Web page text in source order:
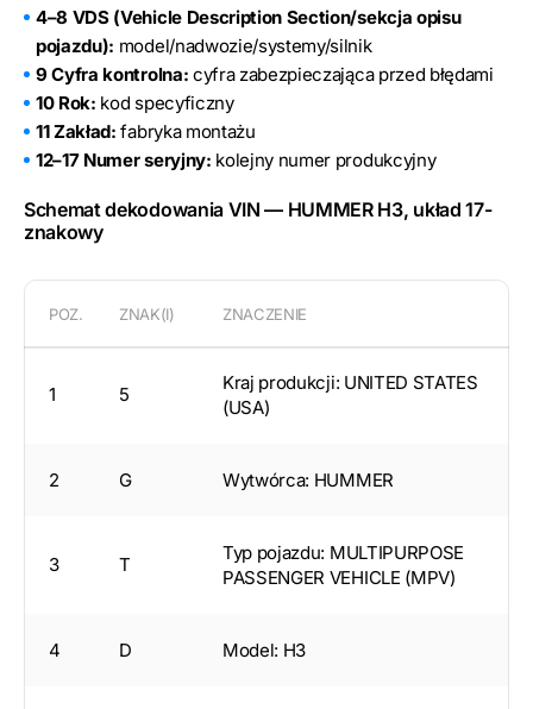
4–8 VDS (Vehicle Description Section/sekcja opisu
pojazdu): model/nadwozie/systemy/silnik
9 Cyfra kontrolna: cyfra zabezpieczająca przed błędami
10 Rok: kod specyficzny
11 Zakład: fabryka montażu
12–17 Numer seryjny: kolejny numer produkcyjny
Schemat dekodowania VIN — HUMMER H3, układ 17-
znakowy
POZ. ZNAK(I) ZNACZENIE
1 5
Kraj produkcji: UNITED STATES
(USA)
2 G Wytwórca: HUMMER
3 T
Typ pojazdu: MULTIPURPOSE
PASSENGER VEHICLE (MPV)
4 D Model: H3